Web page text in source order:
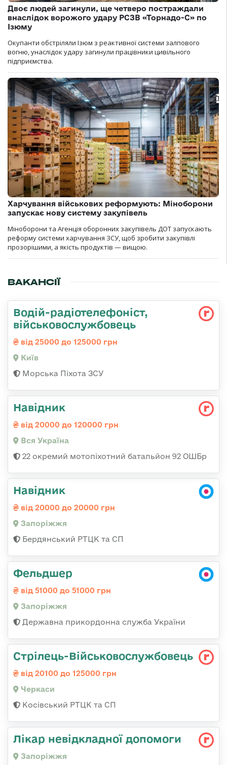
Двоє людей загинули, ще четверо постраждали
внаслідок ворожого удару РСЗВ «Торнадо-С» по
Ізюму
Окупанти обстріляли Ізюм з реактивної системи залпового
вогню, унаслідок удару загинули працівники цивільного
підприємства.
Харчування військових реформують: Міноборони
запускає нову систему закупівель
Міноборони та Агенція оборонних закупівель ДОТ запускають
реформу системи харчування ЗСУ, щоб зробити закупівлі
прозорішими, а якість продуктів — вищою.
ВАКАНСІЇ
Водій-радіотелефоніст,
військовослужбовець
від 25000 до 125000 грн
Київ
Морська Піхота ЗСУ
Навідник
від 20000 до 120000 грн
Вся Україна
22 окремий мотопіхотний батальйон 92 ОШБр
Навідник
від 20000 до 20000 грн
Запоріжжя
Бердянський РТЦК та СП
Фельдшер
від 51000 до 51000 грн
Запоріжжя
Державна прикордонна служба України
Стрілець-Військовослужбовець
від 20100 до 125000 грн
Черкаси
Косівський РТЦК та СП
Лікар невідкладної допомоги
Запоріжжя